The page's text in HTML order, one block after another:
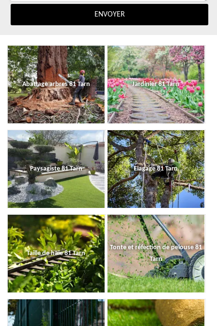
Abattage arbres 81 Tarn Jardinier 81 Tarn
Paysagiste 81 Tarn Elagage 81 Tarn
Taille de haie 81 Tarn
Tonte et réfection de pelouse 81
Tarn